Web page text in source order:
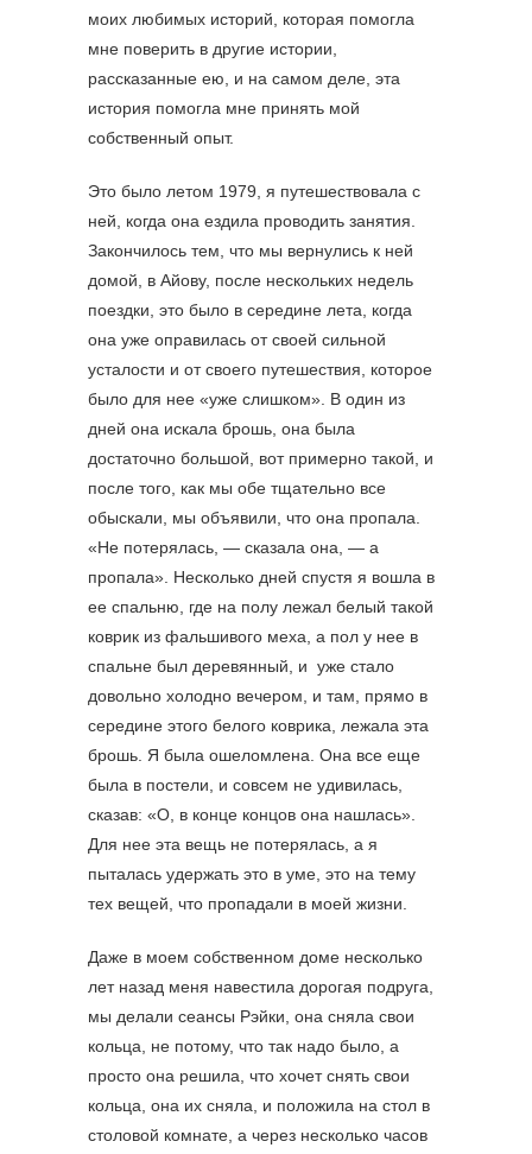
моих любимых историй, которая помогла
мне поверить в другие истории,
рассказанные ею, и на самом деле, эта
история помогла мне принять мой
собственный опыт.
Это было летом 1979, я путешествовала с
ней, когда она ездила проводить занятия.
Закончилось тем, что мы вернулись к ней
домой, в Айову, после нескольких недель
поездки, это было в середине лета, когда
она уже оправилась от своей сильной
усталости и от своего путешествия, которое
было для нее «уже слишком». В один из
дней она искала брошь, она была
достаточно большой, вот примерно такой, и
после того, как мы обе тщательно все
обыскали, мы объявили, что она пропала.
«Не потерялась, — сказала она, — а
пропала». Несколько дней спустя я вошла в
ее спальню, где на полу лежал белый такой
коврик из фальшивого меха, а пол у нее в
спальне был деревянный, и уже стало
довольно холодно вечером, и там, прямо в
середине этого белого коврика, лежала эта
брошь. Я была ошеломлена. Она все еще
была в постели, и совсем не удивилась,
сказав: «О, в конце концов она нашлась».
Для нее эта вещь не потерялась, а я
пыталась удержать это в уме, это на тему
тех вещей, что пропадали в моей жизни.
Даже в моем собственном доме несколько
лет назад меня навестила дорогая подруга,
мы делали сеансы Рэйки, она сняла свои
кольца, не потому, что так надо было, а
просто она решила, что хочет снять свои
кольца, она их сняла, и положила на стол в
столовой комнате, а через несколько часов